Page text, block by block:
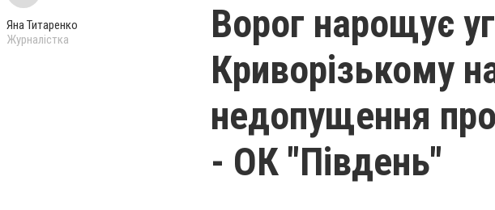
Яна Титаренко
Журналістка
Ворог нарощує
Криворізькому
недопущення
- ОК "Південь"